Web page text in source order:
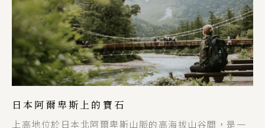
日本阿爾卑斯上的寶石
上高地位於日本北阿爾卑斯山脈的高海拔山谷間，是一